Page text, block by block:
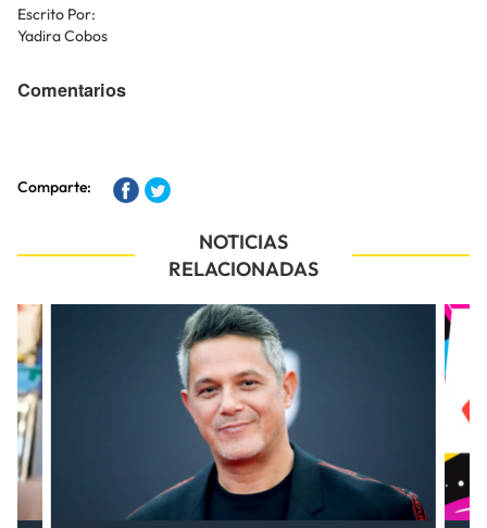
Escrito Por:
Yadira Cobos
Comentarios
Comparte:
NOTICIAS
RELACIONADAS